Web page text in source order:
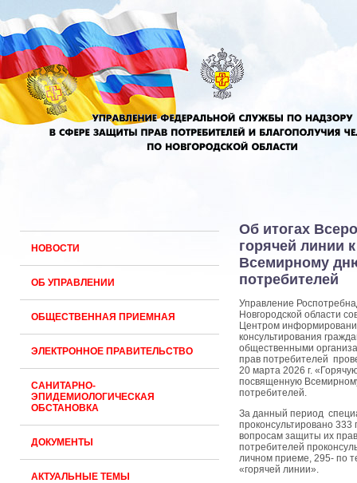
НОВОСТИ
ОБ УПРАВЛЕНИИ
ОБЩЕСТВЕННАЯ ПРИЕМНАЯ
ЭЛЕКТРОННОЕ ПРАВИТЕЛЬСТВО
САНИТАРНО-
ЭПИДЕМИОЛОГИЧЕСКАЯ
ОБСТАНОВКА
ДОКУМЕНТЫ
АКТУАЛЬНЫЕ ТЕМЫ
Об итогах
горячей линии к
Всемирному
потребителей
Управление
Новгородской области
Центром
консультирования
общественными
прав потребителей
20 марта 2026 г.
посвященную
потребителей.
За данный период
проконсультировано 333
вопросам защиты их
потребителей
личном приеме, 295- по
«горячей линии».